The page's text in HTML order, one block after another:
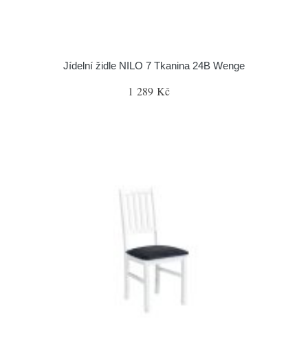
Jídelní židle NILO 7 Tkanina 24B Wenge
1 289 Kč